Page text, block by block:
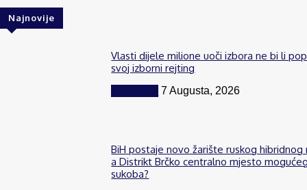
Najnovije
Vlasti dijele milione uoči izbora ne bi li
svoj izborni rejting
7 Augusta, 2026
BiH postaje novo žarište ruskog hibridnog
a Distrikt Brčko centralno mjesto
sukoba?